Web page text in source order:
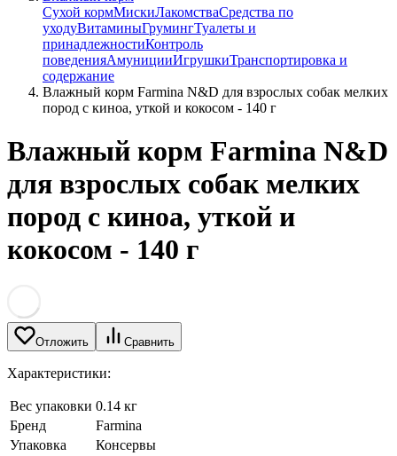
Сухой кормМискиЛакомстваСредства по
уходуВитаминыГрумингТуалеты и
принадлежностиКонтроль
поведенияАмуницииИгрушкиТранспортировка и
содержание
Влажный корм Farmina N&D для взрослых собак мелких
пород с киноа, уткой и кокосом - 140 г
Влажный корм Farmina N&D
для взрослых собак мелких
пород с киноа, уткой и
кокосом - 140 г
Отложить Сравнить
Характеристики:
Вес упаковки 0.14 кг
Бренд
Farmina
Упаковка
Консервы